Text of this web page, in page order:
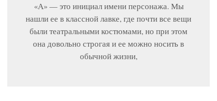
«А» — это инициал имени персонажа. Мы
нашли ее в классной лавке, где почти все вещи
были театральными костюмами, но при этом
она довольно строгая и ее можно носить в
обычной жизни,